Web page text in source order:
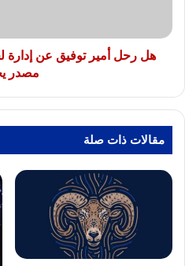
فى
الأهلى؟..هل رحل أمير توفيق عن إدارة
مصدر
مقالات ذات صلة